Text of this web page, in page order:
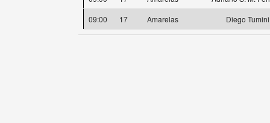
09:00
17 Amarelas Diego Tumini